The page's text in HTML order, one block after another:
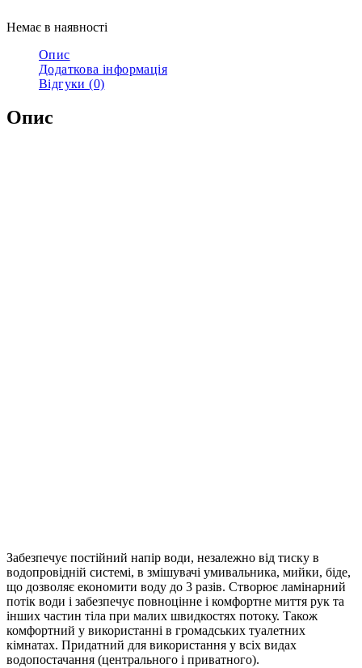
Немає в наявності
Опис
Додаткова інформація
Відгуки (0)
Опис
Забезпечує постійний напір води, незалежно від тиску в
водопровідній системі, в змішувачі умивальника, мийки, біде,
що дозволяє економити воду до 3 разів. Створює ламінарний
потік води і забезпечує повноцінне і комфортне миття рук та
інших частин тіла при малих швидкостях потоку. Також
комфортний у використанні в громадських туалетних
кімнатах. Придатний для використання у всіх видах
водопостачання (центрального і приватного).